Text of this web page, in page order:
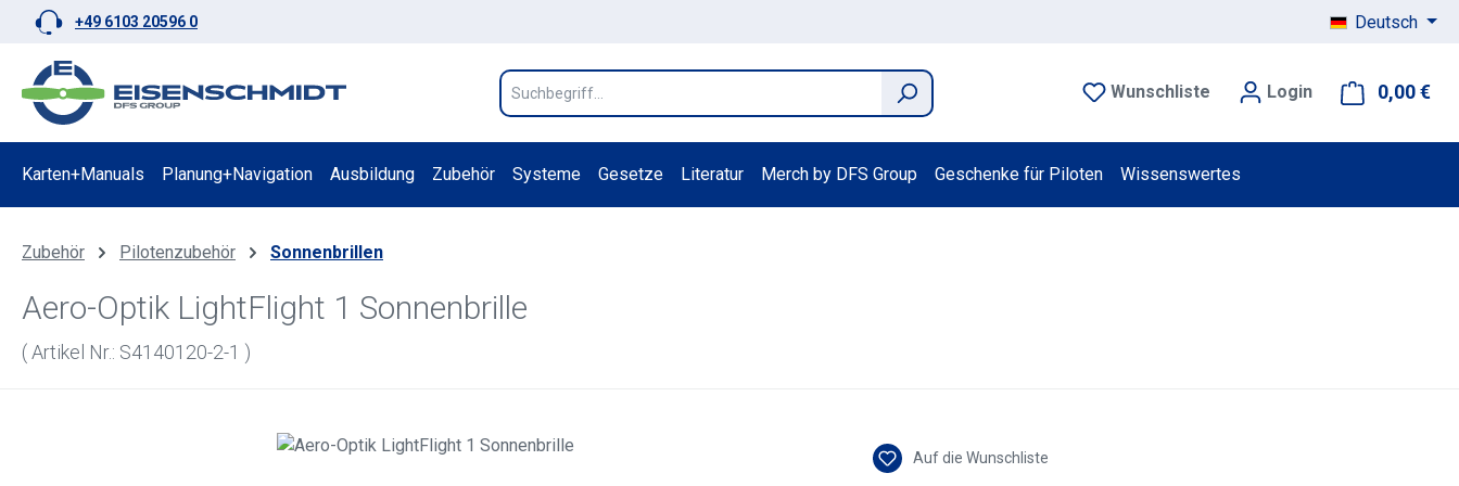
Hauptinhalt springen
Zur Suche springen
Zur Hauptnavigation springen
+49 6103 20596 0 Deutsch
Wunschliste Login 0,00 €
Karten+Manuals Planung+Navigation Ausbildung Zubehör Systeme Gesetze Literatur Merch by DFS Group Geschenke für Piloten Wissenswertes
Zubehör Pilotenzubehör Sonnenbrillen
Aero-Optik LightFlight 1 Sonnenbrille
( Artikel Nr.: S4140120-2-1 )
Auf die Wunschliste